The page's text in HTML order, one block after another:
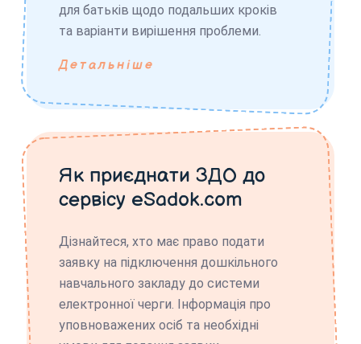
для батьків щодо подальших кроків
та варіанти вирішення проблеми.
Детальніше
Як приєднати ЗДО до
сервісу eSadok.com
Дізнайтеся, хто має право подати
заявку на підключення дошкільного
навчального закладу до системи
електронної черги. Інформація про
уповноважених осіб та необхідні